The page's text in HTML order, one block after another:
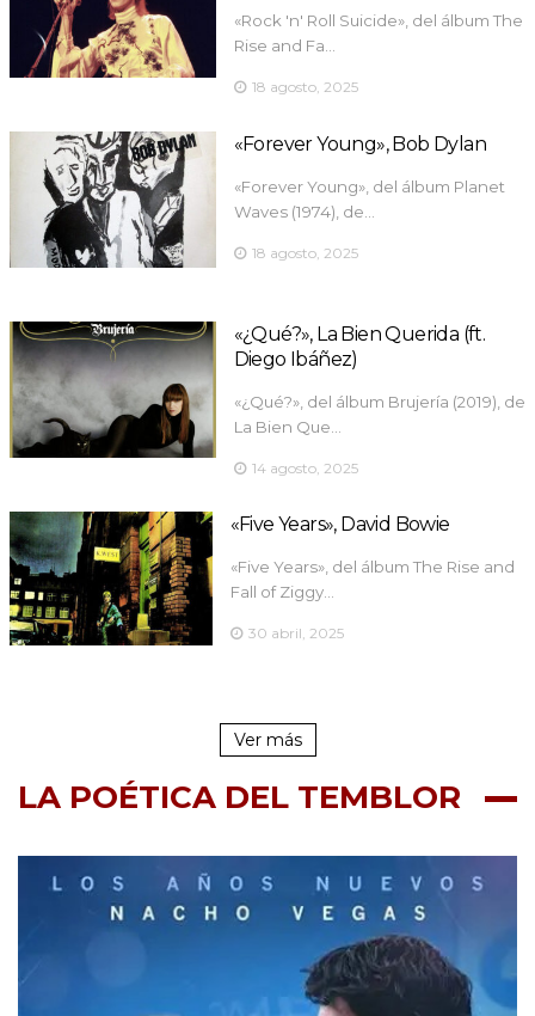
«Rock 'n' Roll Suicide», del álbum The
Rise and Fa…
18 agosto, 2025
«Forever Young», Bob Dylan
«Forever Young», del álbum Planet
Waves (1974), de…
18 agosto, 2025
«¿Qué?», La Bien Querida (ft.
Diego Ibáñez)
«¿Qué?», del álbum Brujería (2019), de
La Bien Que…
14 agosto, 2025
«Five Years», David Bowie
«Five Years», del álbum The Rise and
Fall of Ziggy…
30 abril, 2025
Ver más
LA POÉTICA DEL TEMBLOR